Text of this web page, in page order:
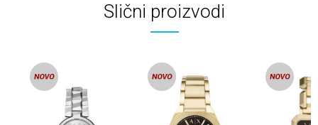
Slični proizvodi